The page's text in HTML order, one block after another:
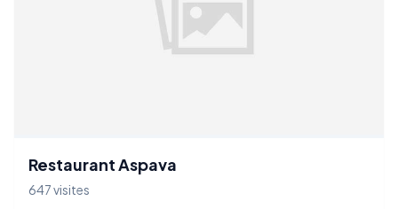
Restaurant Aspava
647 visites